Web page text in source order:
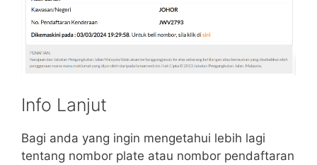
Info Lanjut
Bagi anda yang ingin mengetahui lebih lagi
tentang nombor plate atau nombor pendaftaran